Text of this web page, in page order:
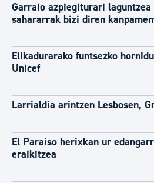
Garraio azpiegiturari
sahararrak bizi diren
Elikadurarako funtsezko
Unicef
Larrialdia arintzen Lesbosen,
El Paraiso herixkan ur
eraikitzea